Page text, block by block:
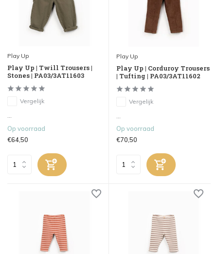
Play Up
Play Up | Twill Trousers |
Stones | PA03/3AT11603
Vergelijk
Op voorraad
€64,50
Play Up
Play Up | Corduroy Trousers
| Tufting | PA03/3AT11602
Vergelijk
Op voorraad
€70,50